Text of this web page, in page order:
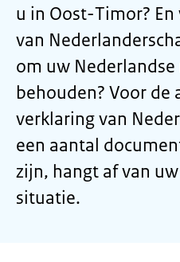
u in Oost-Timor?
van
om uw
behouden? Voor de
verklaring van
een aantal
zijn, hangt af van
situatie.